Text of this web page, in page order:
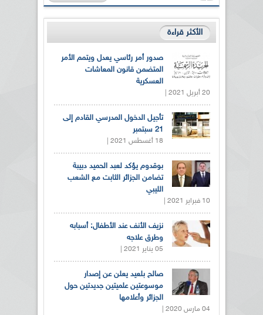
الأكثر قراءة
صدور أمر رئاسي يعدل ويتمم الأمر
المتضمن قانون المعاشات
العسكرية
20 أبريل 2021 |
تأجيل الدخول المدرسي القادم إلى
21 سبتمبر
18 أغسطس 2021 |
بوقدوم يؤكد لعبد الحميد دبيبة
تضامن الجزائر الثابت مع الشعب
الليبي
10 فبراير 2021 |
نزيف الأنف عند الأطفال: أسبابه
وطرق علاجه
05 يناير 2021 |
صالح بلعيد يعلن عن إصدار
موسوعتين علميتين جديدتين حول
الجزائر وأعلامها
04 مارس 2020 |